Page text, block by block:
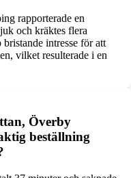
rapporterade en
och kräktes flera
intresse för att
vilket resulterade i en
Överby
beställning